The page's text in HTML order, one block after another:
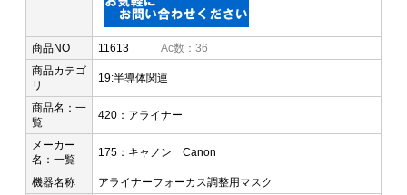
商品NO 11613 Ac数：36
商品カテゴ
リ
19:半導体関連
商品名：一
覧
420：アライナー
メーカー
名：一覧
175：キャノン Canon
機器名称
アライナーフォーカス調整用マスク